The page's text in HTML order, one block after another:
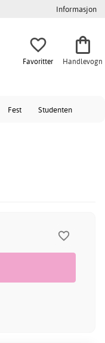
Informasjon
Favoritter Handlevogn
Fest Studenten